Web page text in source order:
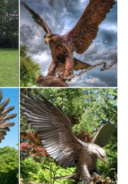
статуэток в виде
свойствами, в
верит.
– Советский
Коты и собаки.
нам место, где был